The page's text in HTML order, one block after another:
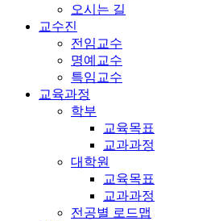
오시는 길
교수진
전임교수
명예교수
특임교수
교육과정
학부
교육목표
교과과정
대학원
교육목표
교과과정
전공별 로드맵